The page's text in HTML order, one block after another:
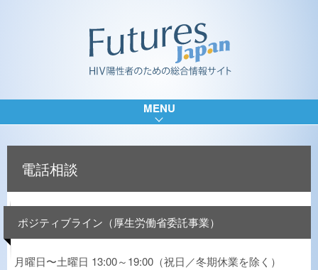
MENU
電話相談
ポジティブライン（厚生労働省委託事業）
月曜日〜土曜日 13:00～19:00（祝日／冬期休業を除く）